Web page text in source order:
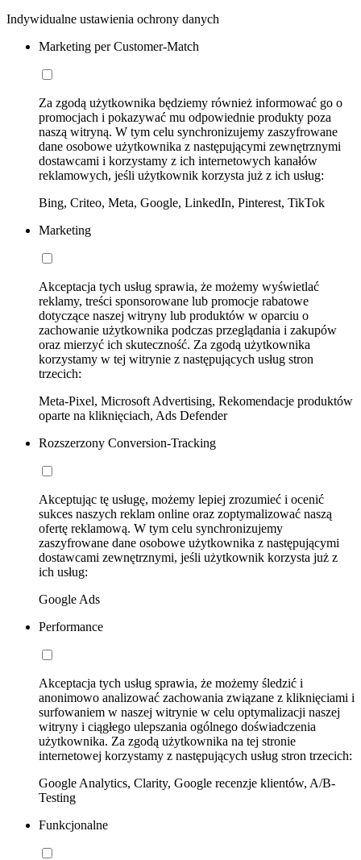
Indywidualne ustawienia ochrony danych
Marketing per Customer-Match
Za zgodą użytkownika będziemy również informować go o
promocjach i pokazywać mu odpowiednie produkty poza
naszą witryną. W tym celu synchronizujemy zaszyfrowane
dane osobowe użytkownika z następującymi zewnętrznymi
dostawcami i korzystamy z ich internetowych kanałów
reklamowych, jeśli użytkownik korzysta już z ich usług:
Bing, Criteo, Meta, Google, LinkedIn, Pinterest, TikTok
Marketing
Akceptacja tych usług sprawia, że możemy wyświetlać
reklamy, treści sponsorowane lub promocje rabatowe
dotyczące naszej witryny lub produktów w oparciu o
zachowanie użytkownika podczas przeglądania i zakupów
oraz mierzyć ich skuteczność. Za zgodą użytkownika
korzystamy w tej witrynie z następujących usług stron
trzecich:
Meta-Pixel, Microsoft Advertising, Rekomendacje produktów
oparte na kliknięciach, Ads Defender
Rozszerzony Conversion-Tracking
Akceptując tę usługę, możemy lepiej zrozumieć i ocenić
sukces naszych reklam online oraz zoptymalizować naszą
ofertę reklamową. W tym celu synchronizujemy
zaszyfrowane dane osobowe użytkownika z następującymi
dostawcami zewnętrznymi, jeśli użytkownik korzysta już z
ich usług:
Google Ads
Performance
Akceptacja tych usług sprawia, że możemy śledzić i
anonimowo analizować zachowania związane z kliknięciami i
surfowaniem w naszej witrynie w celu optymalizacji naszej
witryny i ciągłego ulepszania ogólnego doświadczenia
użytkownika. Za zgodą użytkownika na tej stronie
internetowej korzystamy z następujących usług stron trzecich:
Google Analytics, Clarity, Google recenzje klientów, A/B-
Testing
Funkcjonalne